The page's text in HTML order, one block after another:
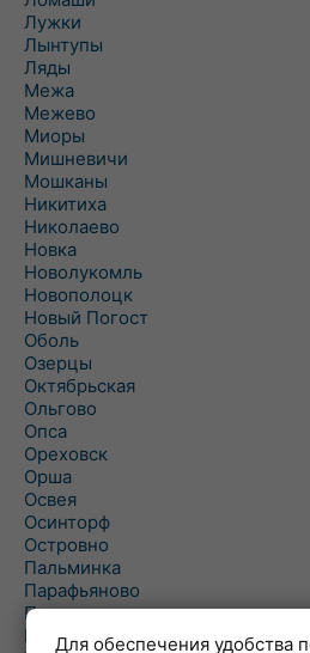
Лужки
Лынтупы
Ляды
Межа
Межево
Миоры
Мишневичи
Мошканы
Никитиха
Николаево
Новка
Новолукомль
Новополоцк
Новый Погост
Оболь
Озерцы
Октябрьская
Ольгово
Опса
Ореховск
Орша
Освея
Осинторф
Островно
Пальминка
Парафьяново
Плисса
ПовятьеДля обеспечения удобства